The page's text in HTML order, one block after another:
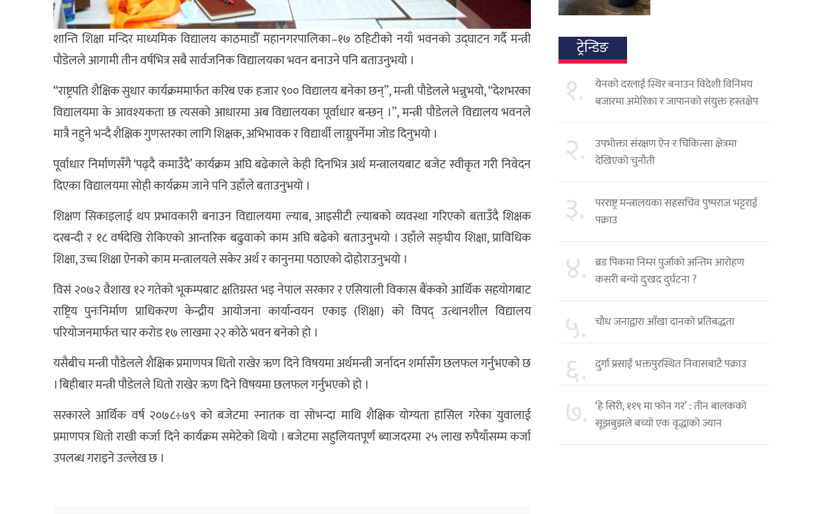
शान्ति शिक्षा मन्दिर माध्यमिक विद्यालय काठमाडौँ महानगरपालिका–१७ ठहिटीको नयाँ भवनको उद्घाटन गर्दै मन्त्री
पौडेलले आगामी तीन वर्षभित्र सबै सार्वजनिक विद्यालयका भवन बनाउने पनि बताउनुभयो ।
“राष्ट्रपति शैक्षिक सुधार कार्यक्रममार्फत करिब एक हजार ९०० विद्यालय बनेका छन्”, मन्त्री पौडेलले भन्नुभयो, “देशभरका
विद्यालयमा के आवश्यकता छ त्यसको आधारमा अब विद्यालयका पूर्वाधार बन्छन् ।”, मन्त्री पौडेलले विद्यालय भवनले
मात्रै नहुने भन्दै शैक्षिक गुणस्तरका लागि शिक्षक, अभिभावक र विद्यार्थी लाग्नुपर्नेमा जोड दिनुभयो ।
पूर्वाधार निर्माणसँगै ‘पढ्दै कमाउँदै’ कार्यक्रम अघि बढेकाले केही दिनभित्र अर्थ मन्त्रालयबाट बजेट स्वीकृत गरी निवेदन
दिएका विद्यालयमा सोही कार्यक्रम जाने पनि उहाँले बताउनुभयो ।
शिक्षण सिकाइलाई थप प्रभावकारी बनाउन विद्यालयमा ल्याब, आइसीटी ल्याबको व्यवस्था गरिएको बताउँदै शिक्षक
दरबन्दी र १८ वर्षदेखि रोकिएको आन्तरिक बढुवाको काम अघि बढेको बताउनुभयो । उहाँले सङ्घीय शिक्षा, प्राविधिक
शिक्षा, उच्च शिक्षा ऐनको काम मन्त्रालयले सकेर अर्थ र कानुनमा पठाएको दोहोराउनुभयो ।
विसं २०७२ वैशाख १२ गतेको भूकम्पबाट क्षतिग्रस्त भइ नेपाल सरकार र एसियाली विकास बैंकको आर्थिक सहयोगबाट
राष्ट्रिय पुनःनिर्माण प्राधिकरण केन्द्रीय आयोजना कार्यान्वयन एकाइ (शिक्षा) को विपद् उत्थानशील विद्यालय
परियोजनमार्फत चार करोड १७ लाखमा २२ कोठे भवन बनेको हो ।
यसैबीच मन्त्री पौडेलले शैक्षिक प्रमाणपत्र धितो राखेर ऋण दिने विषयमा अर्थमन्त्री जर्नादन शर्मासँग छलफल गर्नुभएको छ
। बिहीबार मन्त्री पौडेलले धितो राखेर ऋण दिने विषयमा छलफल गर्नुभएको हो ।
सरकारले आर्थिक वर्ष २०७८÷७९ को बजेटमा स्नातक वा सोभन्दा माथि शैक्षिक योग्यता हासिल गरेका युवालाई
प्रमाणपत्र धितो राखी कर्जा दिने कार्यक्रम समेटेको थियो । बजेटमा सहुलियतपूर्ण ब्याजदरमा २५ लाख रुपैयाँसम्म कर्जा
उपलब्ध गराइने उल्लेख छ ।
ट्रेन्डिङ
१.
येनको दरलाई स्थिर बनाउन विदेशी विनिमय
बजारमा अमेरिका र जापानको संयुक्त हस्तक्षेप
२.
उपभोक्ता संरक्षण ऐन र चिकित्सा क्षेत्रमा
देखिएको चुनौती
३.
परराष्ट्र मन्त्रालयका सहसचिव पुष्पराज भट्टराई
पक्राउ
४. ब्रड पिकमा निम्स पुर्जाको अन्तिम आरोहण
कसरी बन्यो दुःखद दुर्घटना ?
५. चौध जनाद्वारा आँखा दानको प्रतिबद्धता
६. दुर्गा प्रसाईं भक्तपुरस्थित निवासबाटै पक्राउ
७. ‘हे सिरी, ११९ मा फोन गर’ : तीन बालकको
सूझबुझले बच्यो एक वृद्धाको ज्यान